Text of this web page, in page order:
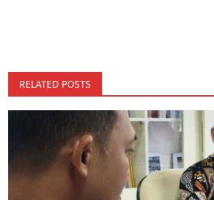
RELATED POSTS